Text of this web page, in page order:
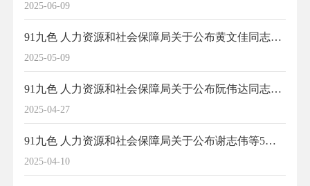
2025-06-09
2025-05-09
91九色 人力资源和社会保障局关于公布黄文佳同志质量专业高级工程师职务任职资格的通知
2025-04-27
91九色 人力资源和社会保障局关于公布阮伟达同志轻纺专业高级工程师职务任职资格的通知
2025-04-10
91九色 人力资源和社会保障局关于公布谢志伟等5位同志非公有制企业高级专业技术职务任职资格的通知